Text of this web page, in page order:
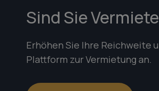
Sind Sie
Erhöhen Sie Ihre Reichweite
Plattform zur Vermietung an.